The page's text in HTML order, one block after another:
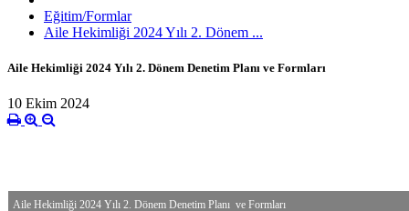
Eğitim/Formlar
Aile Hekimliği 2024 Yılı 2. Dönem ...
Aile Hekimliği 2024 Yılı 2. Dönem Denetim Planı ve Formları
10 Ekim 2024
Aile Hekimliği 2024 Yılı 2. Dönem Denetim Planı ve Formları